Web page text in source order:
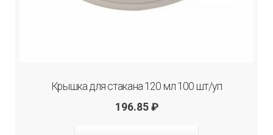
Крышка для стакана 120 мл 100 шт/уп
196.85 ₽